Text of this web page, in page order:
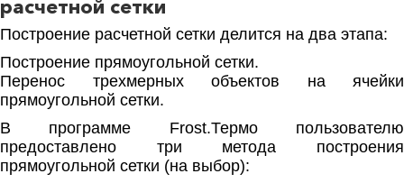
расчетной сетки
Построение расчетной сетки делится на два этапа:
Построение прямоугольной сетки.
Перенос трехмерных объектов на ячейки
прямоугольной сетки.
В программе Frost.Термо пользователю
предоставлено три метода построения
прямоугольной сетки (на выбор):